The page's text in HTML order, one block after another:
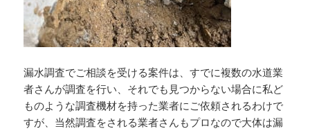
漏水調査でご相談を受ける案件は、すでに複数の水道業
者さんが調査を行い、それでも見つからない場合に私ど
ものような調査機材を持った業者にご依頼されるわけで
すが、当然調査をされる業者さんもプロなので大体は漏